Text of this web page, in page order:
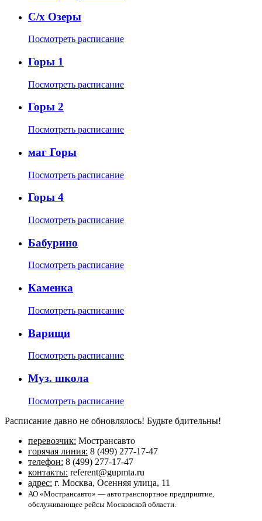
С/х Озеры
Посмотреть расписание
Горы 1
Посмотреть расписание
Горы 2
Посмотреть расписание
маг Горы
Посмотреть расписание
Горы 4
Посмотреть расписание
Бабурино
Посмотреть расписание
Каменка
Посмотреть расписание
Варищи
Посмотреть расписание
Муз. школа
Посмотреть расписание
Расписание давно не обновлялось! Будьте бдительны!
перевозчик: Мострансавто
горячая линия: 8 (499) 277-17-47
телефон: 8 (499) 277-17-47
контакты: referent@gupmta.ru
адрес: г. Москва, Осенняя улица, 11
АО «Мострансавто» — автотранспортное предприятие,
обслуживающее рейсы Московской области.